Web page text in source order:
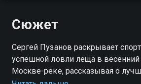
Сюжет
Сергей Пузанов раскрывает
успешной ловли леща в весенний
Москве-реке, рассказывая о